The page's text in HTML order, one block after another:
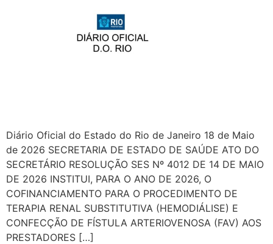
Diário Oficial do Estado do Rio de Janeiro 18 de Maio
de 2026 SECRETARIA DE ESTADO DE SAÚDE ATO DO
SECRETÁRIO RESOLUÇÃO SES Nº 4012 DE 14 DE MAIO
DE 2026 INSTITUI, PARA O ANO DE 2026, O
COFINANCIAMENTO PARA O PROCEDIMENTO DE
TERAPIA RENAL SUBSTITUTIVA (HEMODIÁLISE) E
CONFECÇÃO DE FÍSTULA ARTERIOVENOSA (FAV) AOS
PRESTADORES […]